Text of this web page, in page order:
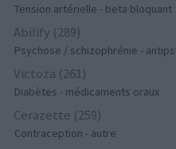
Tension artérielle - beta bloquant
Abilify (289)
Psychose / schizophrénie -
Victoza (261)
Diabètes - médicaments oraux
Cerazette (259)
Contraception - autre